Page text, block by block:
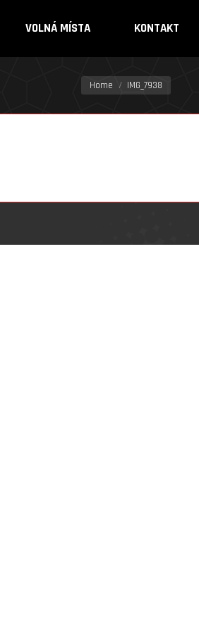
VOLNÁ MÍSTA KONTAKT
You are here:
Home IMG_7938